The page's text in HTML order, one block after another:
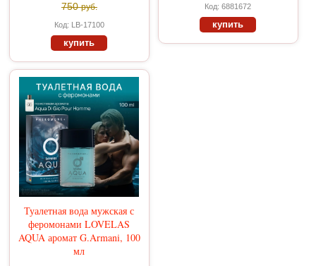
750руб.
Код: LB-17100
купить
Код: 6881672
купить
Туалетная вода мужская с
феромонами LOVELAS
AQUA аромат G.Armani, 100
мл